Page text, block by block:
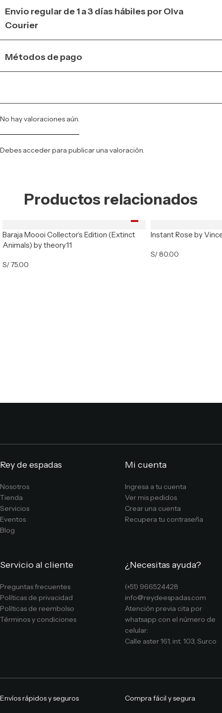
Envio regular de 1 a 3 días hábiles por Olva
Courier
Métodos de pago
No hay valoraciones aún.
Debes accederpara publicar una valoración.
Productos relacionados
Baraja Moooi Collector’s Edition (Extinct
Animals) by theory11
S/75.00
Instant Rose by
S/80.00
Rey de espadas
Nosotros
Tienda
Servicios
Eventos
Blog
Mi cuenta
Ingresa a tu cuenta
Ver mis pedidos
Crear una cuenta
Recupera tu contraseña
Servicio al cliente
Preguntas frecuentes
Políticas de privacidad
Políticas de reembolso
Términos y condiciones
¿Necesitas ayuda?
(+51) 966524428
info@reydeespadas.com
Atención previa cita por
whatsapp con el número de
celular:
Calle aster 161, int. 103, Surco
Envíos rápidos y seguros Compra fácil y segura